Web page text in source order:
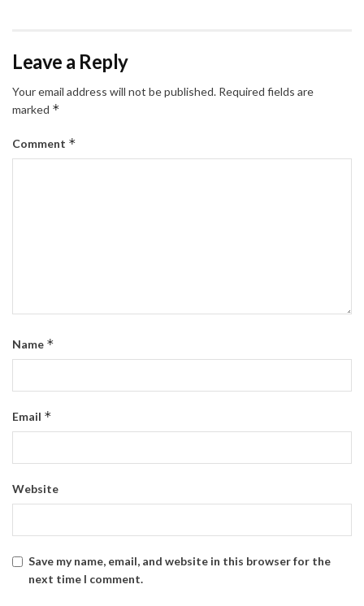
Leave a Reply
Your email address will not be published. Required fields are
marked *
Comment *
Name *
Email *
Website
Save my name, email, and website in this browser for the
next time I comment.